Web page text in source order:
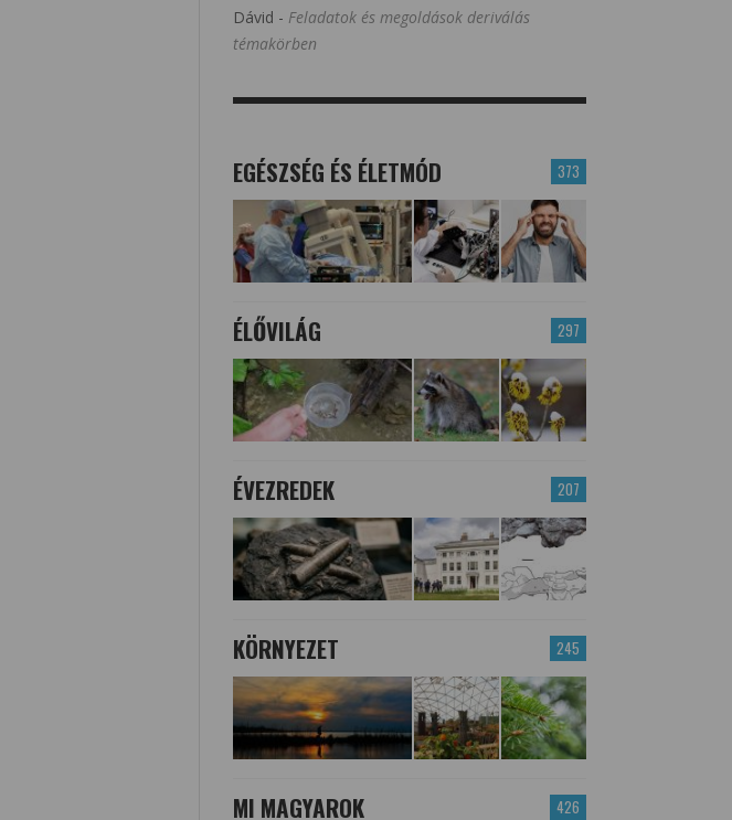
Dávid - Feladatok és megoldások deriválás
témakörben
373
EGÉSZSÉG ÉS ÉLETMÓD
297
ÉLŐVILÁG
207
ÉVEZREDEK
245
KÖRNYEZET
426
MI MAGYAROK